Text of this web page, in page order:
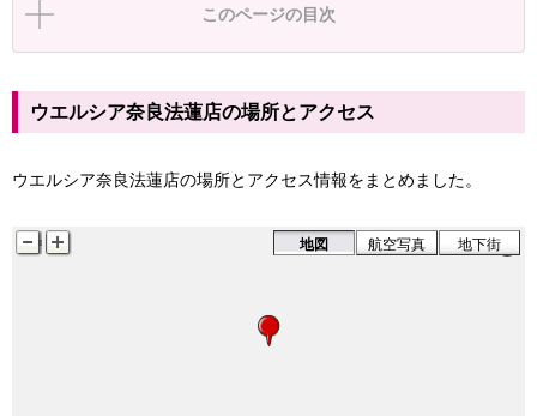
このページの目次
ウエルシア奈良法蓮店の場所とアクセス
ウエルシア奈良法蓮店の場所とアクセス情報をまとめました。
地図 航空写真 地下街